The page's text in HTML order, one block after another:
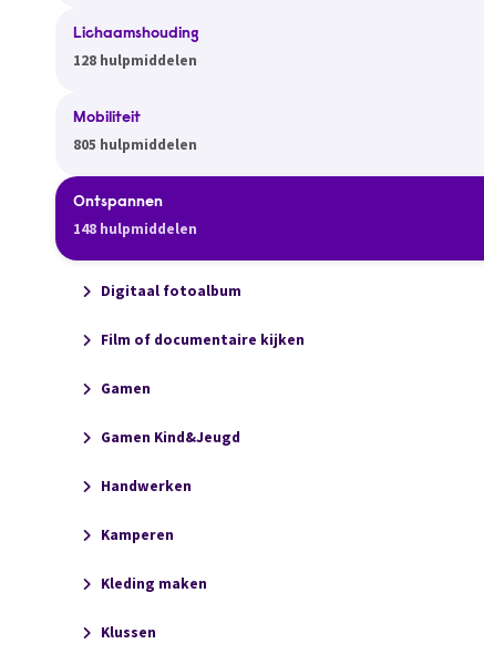
Lichaamshouding
128 hulpmiddelen
Mobiliteit
805 hulpmiddelen
Ontspannen
148 hulpmiddelen
Digitaal fotoalbum
Film of documentaire kijken
Gamen
Gamen Kind&Jeugd
Handwerken
Kamperen
Kleding maken
Klussen